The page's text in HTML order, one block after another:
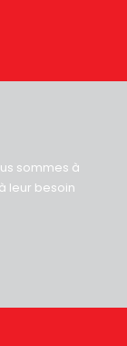
sommes à
leur besoin